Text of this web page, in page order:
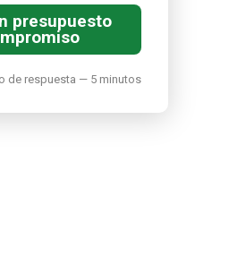
presupuesto
de respuesta — 5 minutos